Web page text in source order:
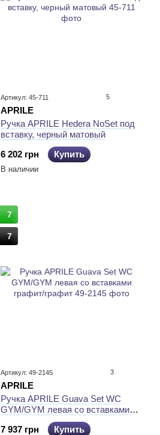
Артикул: 45-711 5
APRILE
Ручка APRILE Hedera NoSet под
вставку, черный матовый
6 202 грн
Купить
В наличии
7
7
Артикул: 49-2145 3
APRILE
Ручка APRILE Guava Set WC
GYM/GYM левая со вставками
графит/графит
7 937 грн
Купить